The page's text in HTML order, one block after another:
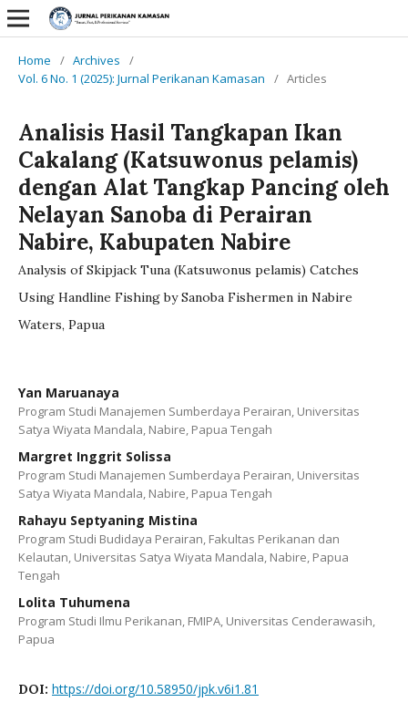
Home / Archives
/
Vol. 6 No. 1 (2025): Jurnal Perikanan Kamasan
/ Articles
Analisis Hasil Tangkapan Ikan
Cakalang (Katsuwonus pelamis)
dengan Alat Tangkap Pancing oleh
Nelayan Sanoba di Perairan
Nabire, Kabupaten Nabire
Analysis of Skipjack Tuna (Katsuwonus pelamis) Catches
Using Handline Fishing by Sanoba Fishermen in Nabire
Waters, Papua
Yan Maruanaya
Program Studi Manajemen Sumberdaya Perairan, Universitas
Satya Wiyata Mandala, Nabire, Papua Tengah
Margret Inggrit Solissa
Program Studi Manajemen Sumberdaya Perairan, Universitas
Satya Wiyata Mandala, Nabire, Papua Tengah
Rahayu Septyaning Mistina
Program Studi Budidaya Perairan, Fakultas Perikanan dan
Kelautan, Universitas Satya Wiyata Mandala, Nabire, Papua
Tengah
Lolita Tuhumena
Program Studi Ilmu Perikanan, FMIPA, Universitas Cenderawasih,
Papua
DOI: https://doi.org/10.58950/jpk.v6i1.81